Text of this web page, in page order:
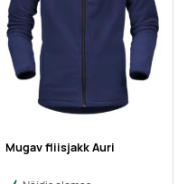
Mugav fliisjakk Auri